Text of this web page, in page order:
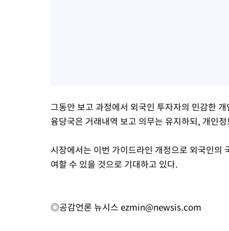
그동안 보고 과정에서 외국인 투자자의 민감한
융당국은 거래내역 보고 의무는 유지하되, 개인
시장에서는 이번 가이드라인 개정으로 외국인의
여할 수 있을 것으로 기대하고 있다.
◎공감언론 뉴시스 ezmin@newsis.com